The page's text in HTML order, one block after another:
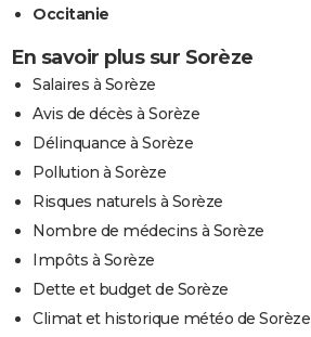
Occitanie
En savoir plus sur Sorèze
Salaires à Sorèze
Avis de décès à Sorèze
Délinquance à Sorèze
Pollution à Sorèze
Risques naturels à Sorèze
Nombre de médecins à Sorèze
Impôts à Sorèze
Dette et budget de Sorèze
Climat et historique météo de Sorèze